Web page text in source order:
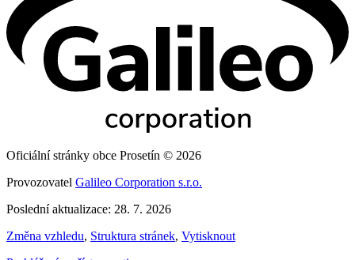
Oficiální stránky obce Prosetín © 2026
Provozovatel Galileo Corporation s.r.o.
Poslední aktualizace: 28. 7. 2026
Změna vzhledu, Struktura stránek, Vytisknout